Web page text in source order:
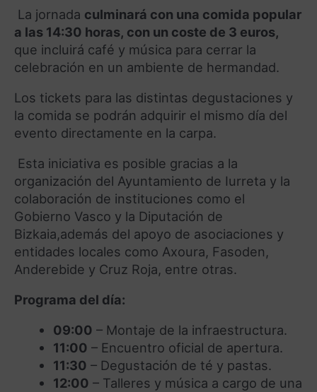
La jornada culminará con una comida popular
a las 14:30 horas, con un coste de 3 euros,
que incluirá café y música para cerrar la
celebración en un ambiente de hermandad.
Los tickets para las distintas degustaciones y
la comida se podrán adquirir el mismo día del
evento directamente en la carpa.
Esta iniciativa es posible gracias a la
organización del Ayuntamiento de Iurreta y la
colaboración de instituciones como el
Gobierno Vasco y la Diputación de
Bizkaia,además del apoyo de asociaciones y
entidades locales como Axoura, Fasoden,
Anderebide y Cruz Roja, entre otras.
Programa del día:
09:00 – Montaje de la infraestructura.
11:00 – Encuentro oficial de apertura.
11:30 – Degustación de té y pastas.
12:00 – Talleres y música a cargo de una